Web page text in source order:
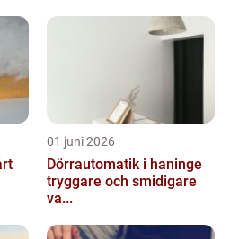
01 juni 2026
Dörrautomatik i haninge
tryggare och smidigare
va...